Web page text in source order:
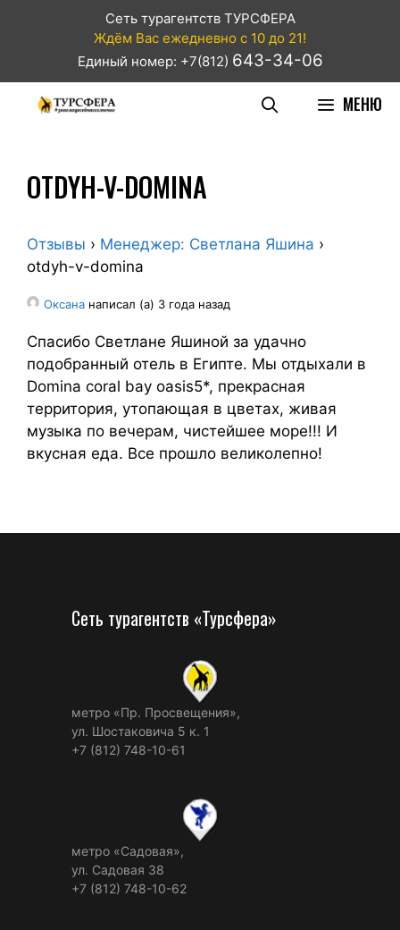
Сеть турагентств ТУРСФЕРА
Ждём Вас ежедневно с 10 до 21!
Единый номер: +7(812) 643-34-06
МЕНЮ
OTDYH-V-DOMINA
Отзывы › Менеджер: Светлана Яшина ›
otdyh-v-domina
Оксана написал (а) 3 года назад
Спасибо Светлане Яшиной за удачно
подобранный отель в Египте. Мы отдыхали в
Domina coral bay oasis5*, прекрасная
территория, утопающая в цветах, живая
музыка по вечерам, чистейшее море!!! И
вкусная еда. Все прошло великолепно!
Сеть турагентств «Турсфера»
метро «Пр. Просвещения»,
ул. Шостаковича 5 к. 1
+7 (812) 748-10-61
метро «Садовая»,
ул. Садовая 38
+7 (812) 748-10-62